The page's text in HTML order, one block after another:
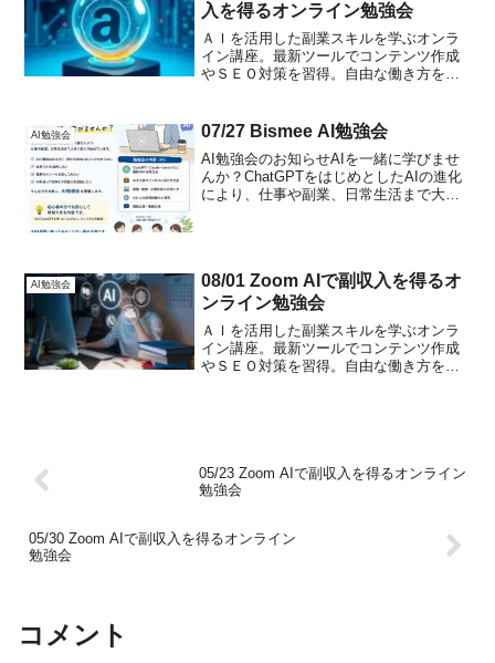
入を得るオンライン勉強会
ＡＩを活用した副業スキルを学ぶオンラ
イン講座。最新ツールでコンテンツ作成
やＳＥＯ対策を習得。自由な働き方を目
AI勉強会 07/27 Bismee AI勉強会
AI勉強会のお知らせAIを一緒に学びませ
んか？ChatGPTをはじめとしたAIの進化
により、仕事や副業、日常生活まで大き
AI勉強会
08/01 Zoom AIで副収入を得るオ
ンライン勉強会
ＡＩを活用した副業スキルを学ぶオンラ
イン講座。最新ツールでコンテンツ作成
やＳＥＯ対策を習得。自由な働き方を目
05/23 Zoom AIで副収入を得るオンライン
勉強会
05/30 Zoom AIで副収入を得るオンライン
勉強会
コメント